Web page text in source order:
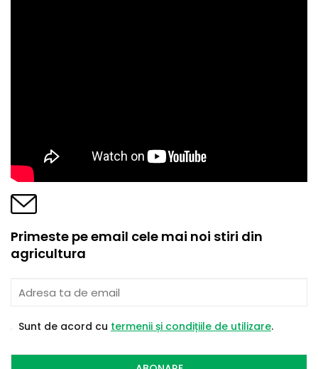
Primeste pe email cele mai noi stiri din
agricultura
Sunt de acord cu termenii și condițiile de utilizare.